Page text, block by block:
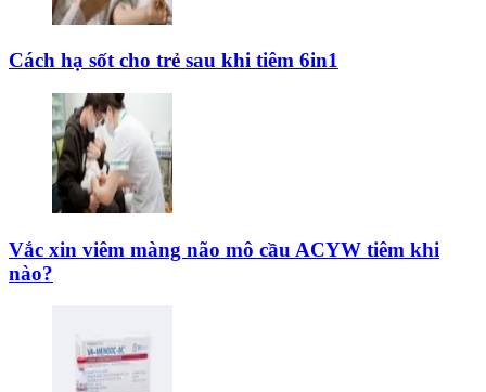
Cách hạ sốt cho trẻ sau khi tiêm 6in1
Vắc xin viêm màng não mô cầu ACYW tiêm khi
nào?